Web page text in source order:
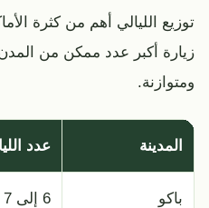
توزيع الليالي أهم من كثرة
زيارة أكبر عدد ممكن من
ومتوازنة.
المدينة عدد
باكو 6 إلى 7 ليالٍ موزعة